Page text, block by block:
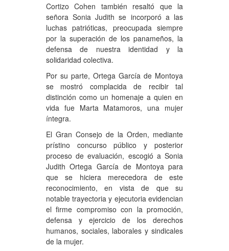
Cortizo Cohen también resaltó que la
señora Sonia Judith se incorporó a las
luchas patrióticas, preocupada siempre
por la superación de los panameños, la
defensa de nuestra identidad y la
solidaridad colectiva.
Por su parte, Ortega García de Montoya
se mostró complacida de recibir tal
distinción como un homenaje a quien en
vida fue Marta Matamoros, una mujer
íntegra.
El Gran Consejo de la Orden, mediante
prístino concurso público y posterior
proceso de evaluación, escogió a Sonia
Judith Ortega García de Montoya para
que se hiciera merecedora de este
reconocimiento, en vista de que su
notable trayectoria y ejecutoria evidencian
el firme compromiso con la promoción,
defensa y ejercicio de los derechos
humanos, sociales, laborales y sindicales
de la mujer.